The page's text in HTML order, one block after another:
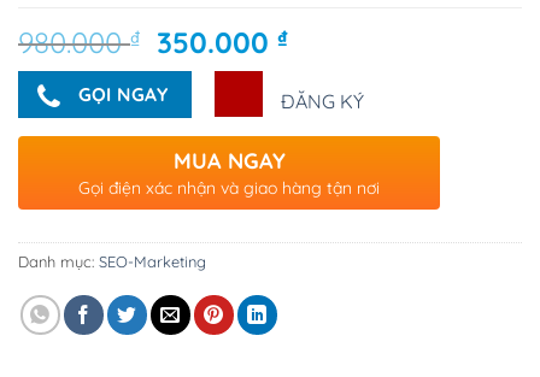
980.000₫
Giá
gốc
là:
980.000 ₫.
350.000₫Giá
tại
là:
GỌI NGAY ĐĂNG KÝ
MUA NGAY
Gọi điện xác nhận và giao hàng tận nơi
Danh mục: SEO-Marketing